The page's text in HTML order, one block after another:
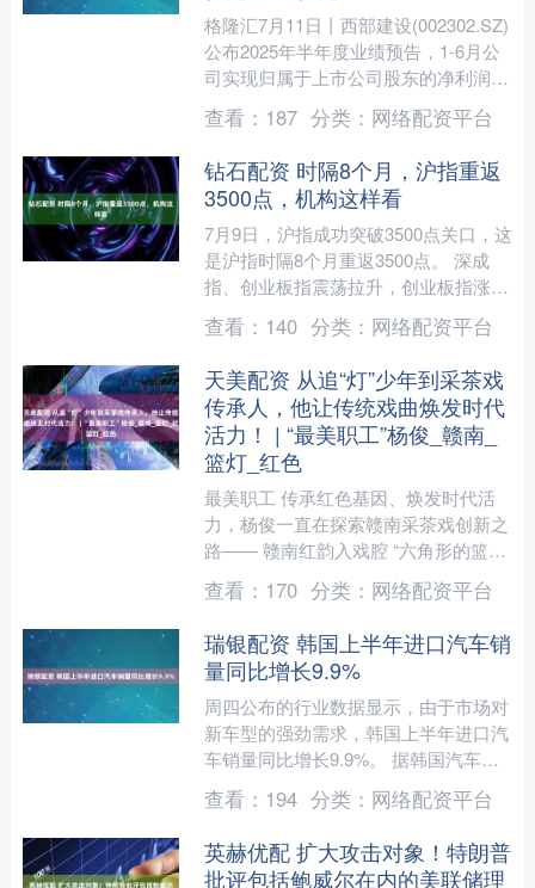
格隆汇7月11日丨西部建设(002302.SZ)
公布2025年半年度业绩预告，1-6月公
司实现归属于上市公司股东的净利润亏
损6,500万元-13,000万元，上....
查看： 187 分类： 网络配资平台
钻石配资 时隔8个月，沪指重返
3500点，机构这样看
7月9日，沪指成功突破3500点关口，这
是沪指时隔8个月重返3500点。 深成
指、创业板指震荡拉升，创业板指涨幅
现扩大至1%。数据显示，全市场超
3000股上涨。....
查看： 140 分类： 网络配资平台
天美配资 从追“灯”少年到采茶戏
传承人，他让传统戏曲焕发时代
活力！ | “最美职工”杨俊_赣南_
篮灯_红色
最美职工 传承红色基因、焕发时代活
力，杨俊一直在探索赣南采茶戏创新之
路—— 赣南红韵入戏腔 “六角形的篮子
装满鲜花，灯角缀着流苏穗子，茶篮灯
舞的表演者握着连接篮....
查看： 170 分类： 网络配资平台
瑞银配资 韩国上半年进口汽车销
量同比增长9.9%
周四公布的行业数据显示，由于市场对
新车型的强劲需求，韩国上半年进口汽
车销量同比增长9.9%。 据韩国汽车进
口流通协会（KAIDA）透露，今年1月
至6月，新登记的....
查看： 194 分类： 网络配资平台
英赫优配 扩大攻击对象！特朗普
批评包括鲍威尔在内的美联储理